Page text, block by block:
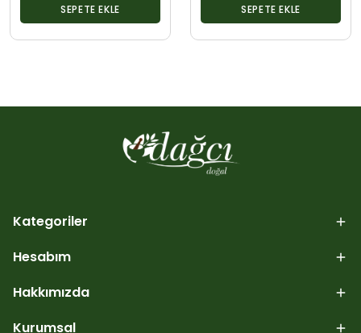
SEPETE EKLE SEPETE EKLE
Kategoriler
Hesabım
Hakkımızda
Kurumsal